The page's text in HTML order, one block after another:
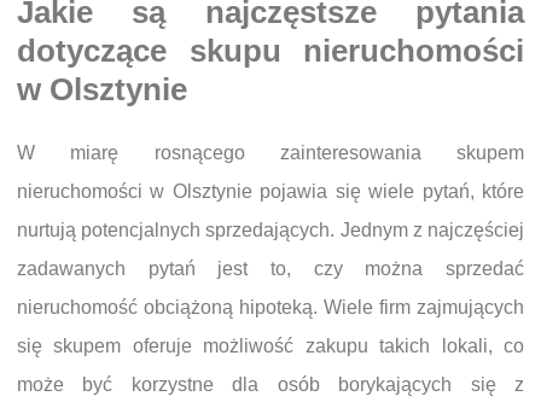
Jakie są najczęstsze pytania
dotyczące skupu nieruchomości
w Olsztynie
W miarę rosnącego zainteresowania skupem
nieruchomości w Olsztynie pojawia się wiele pytań, które
nurtują potencjalnych sprzedających. Jednym z najczęściej
zadawanych pytań jest to, czy można sprzedać
nieruchomość obciążoną hipoteką. Wiele firm zajmujących
się skupem oferuje możliwość zakupu takich lokali, co
może być korzystne dla osób borykających się z